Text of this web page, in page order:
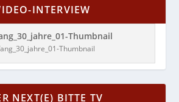
INTERVIEW
Thumbnail
NEXT(E) BITTE TV